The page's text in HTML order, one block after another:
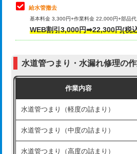
マス交換（深さ50㎝以上）
コンクリート斫り（厚さ10㎝まで）
モルタル補修（厚さ10㎝超え）
洗面台設置
化粧台設置
その他部品の脱着
交換・取付（タンク）
式）)
式・ワンホール）)
交換・取付(排水栓・排水トラップ
給水管撤去
基本料金 3,300円+作業料金 22,000円+部品
WEB割引3,000円➡22,300円(税
水道管つまり・水漏れ修理の
作業内容
水道管つまり（軽度の詰まり）
水道管つまり（中度の詰まり）
水道管つまり（高度の詰まり）